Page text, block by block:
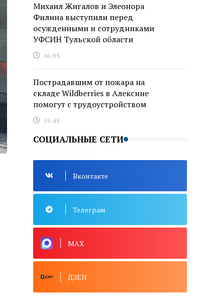
Михаил Жигалов и Элеонора
Филина выступили перед
осужденными и сотрудниками
УФСИН Тульской области
16:03
Пострадавшим от пожара на
складе Wildberries в Алексине
помогут с трудоустройством
15:49
СОЦИАЛЬНЫЕ СЕТИ
Вконтакте
Телеграм
MAX
ДЗЕН